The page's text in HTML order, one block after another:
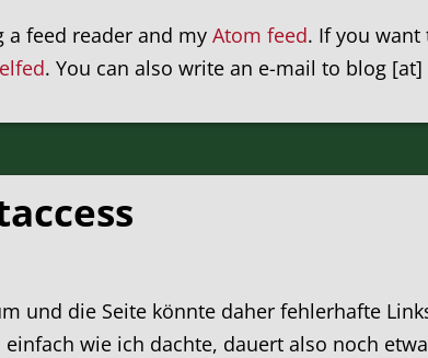
a feed reader and my Atom feed. If you
. You can also write an e-mail to blog
und die Seite könnte daher fehlerhafte
wie ich dachte, dauert also noch